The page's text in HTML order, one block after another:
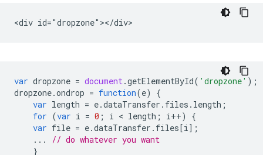
var dropzone = document.getElementById( 'dropzone' );
dropzone.ondrop = function(e)
{
var length = e.dataTransfer . files . length ;
for (var i = 0 ; i < length ; i++)
{
var file = e.dataTransfer . files[i];
...
// do whatever you want
}